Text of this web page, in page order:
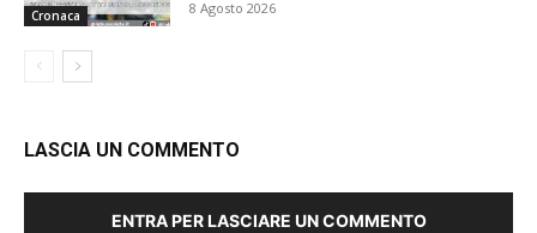
Cronaca 8 Agosto 2026
LASCIA UN COMMENTO
ENTRA PER LASCIARE UN COMMENTO